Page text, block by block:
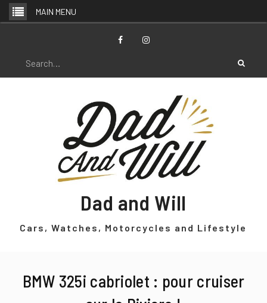
Skip
to
MAIN MENU
Search
Dad and Will
Cars, Watches, Motorcycles and Lifestyle
BMW 325i cabriolet : pour cruiser